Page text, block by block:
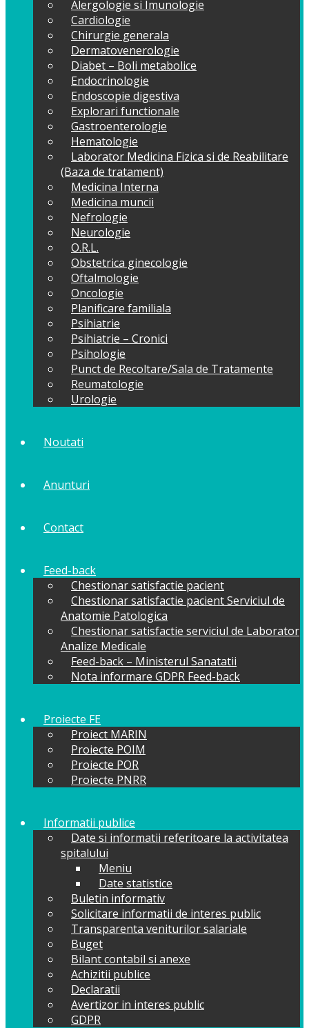
Alergologie si Imunologie
Cardiologie
Chirurgie generala
Dermatovenerologie
Diabet – Boli metabolice
Endocrinologie
Endoscopie digestiva
Explorari functionale
Gastroenterologie
Hematologie
Laborator Medicina Fizica si de Reabilitare
(Baza de tratament)
Medicina Interna
Medicina muncii
Nefrologie
Neurologie
O.R.L.
Obstetrica ginecologie
Oftalmologie
Oncologie
Planificare familiala
Psihiatrie
Psihiatrie – Cronici
Psihologie
Punct de Recoltare/Sala de Tratamente
Reumatologie
Urologie
Noutati
Anunturi
Contact
Feed-back
Chestionar satisfactie pacient
Chestionar satisfactie pacient Serviciul de
Anatomie Patologica
Chestionar satisfactie serviciul de Laborator
Analize Medicale
Feed-back – Ministerul Sanatatii
Nota informare GDPR Feed-back
Proiecte FE
Proiect MARIN
Proiecte POIM
Proiecte POR
Proiecte PNRR
Informatii publice
Date si informatii referitoare la activitatea
spitalului
Meniu
Date statistice
Buletin informativ
Solicitare informatii de interes public
Transparenta veniturilor salariale
Buget
Bilant contabil si anexe
Achizitii publice
Declaratii
Avertizor in interes public
GDPR